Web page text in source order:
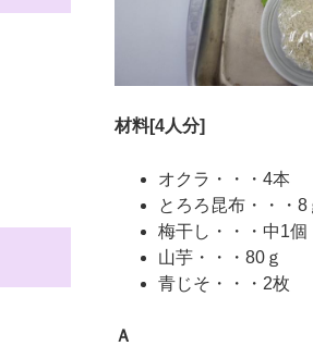
材料[4人分]
オクラ・・・4本
とろろ昆布・・・8
梅干し・・・中1個
山芋・・・80ｇ
青じそ・・・2枚
Ａ